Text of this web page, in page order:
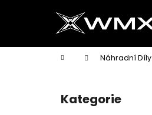
Domů Náhradní Díly
Přeskočit
kategorie
Kategorie
í
Zpět
do
Zpět
do